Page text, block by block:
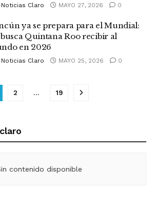
Noticias Claro MAYO 27, 2026 0
ya se prepara para el Mundial:
busca Quintana Roo recibir al
en 2026
Noticias Claro MAYO 25, 2026 0
2 … 19
contenido disponible